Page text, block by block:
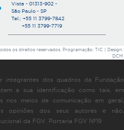
Vista - 01313-902 -
São Paulo - SP
Tel.: +55 11 3799-7842
+55 11 3799-7719
os direitos reservados. Programação: TIC | Design:
DCM
integrantes dos quadros da Fundação
a sua identificação como tais, em
nos meios de comunicação em geral,
opiniões dos seus autores e não,
da FGV. Portaria FGV Nº19